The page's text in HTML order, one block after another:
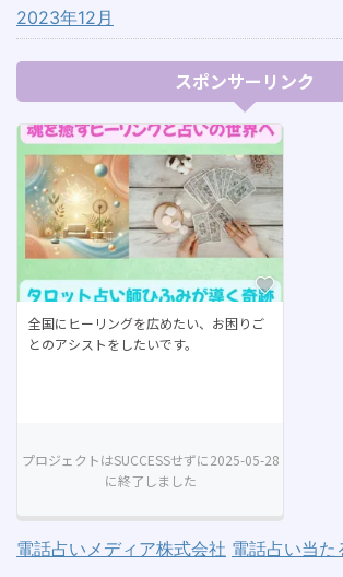
2023年12月
スポンサーリンク
電話占いメディア株式会社 電話占い当た